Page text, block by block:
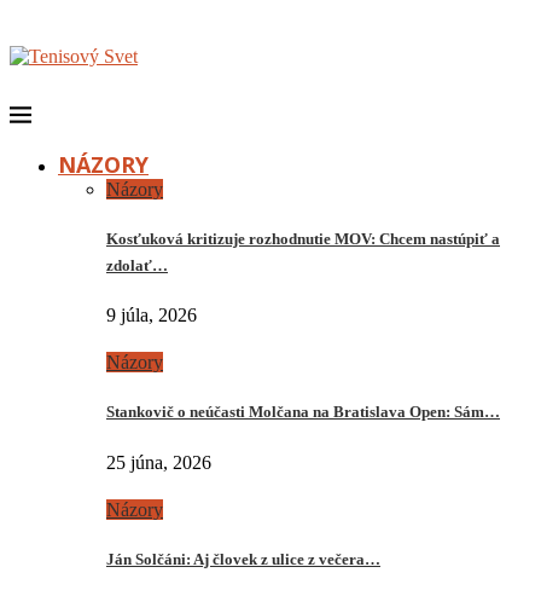
NÁZORY
Názory
Kosťuková kritizuje rozhodnutie MOV: Chcem nastúpiť a
zdolať…
9 júla, 2026
Názory
Stankovič o neúčasti Molčana na Bratislava Open: Sám…
25 júna, 2026
Názory
Ján Solčáni: Aj človek z ulice z večera…